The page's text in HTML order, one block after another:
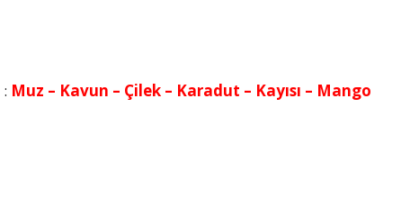
: Muz – Kavun – Çilek – Karadut – Kayısı – Mango